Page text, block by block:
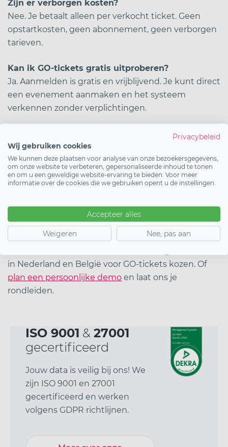
Zijn er verborgen kosten?
Nee. Je betaalt alleen per verkocht ticket. Geen
opstartkosten, geen abonnement, geen verborgen
tarieven.
Kan ik GO-tickets gratis uitproberen?
Ja. Aanmelden is gratis en vrijblijvend. Je kunt direct
een evenement aanmaken en het systeem
verkennen zonder verplichtingen.
Werkt GO-tickets ook voor gratis evenementen?
Ja. Voor gratis evenementen en registraties zijn er
geen kosten.
Hoe snel kan ik starten?
Klaar om te vergelijken? Meld je gratis aan en
in Nederland en België voor GO-tickets kozen. Of
plan een persoonlijke demo en laat ons je
rondleiden.
ISO 9001 & 27001
gecertificeerd
Jouw data is veilig bij ons! We
zijn ISO 9001 en 27001
gecertificeerd en werken
volgens GDPR richtlijnen.
Privacybeleid
Wij gebruiken cookies
We kunnen deze plaatsen voor analyse van onze bezoekersgegevens,
om onze website te verbeteren, gepersonaliseerde inhoud te tonen
en om u een geweldige website-ervaring te bieden. Voor meer
informatie over de cookies die we gebruiken opent u de instellingen.
Accepteer alles
Weigeren Nee, pas aan